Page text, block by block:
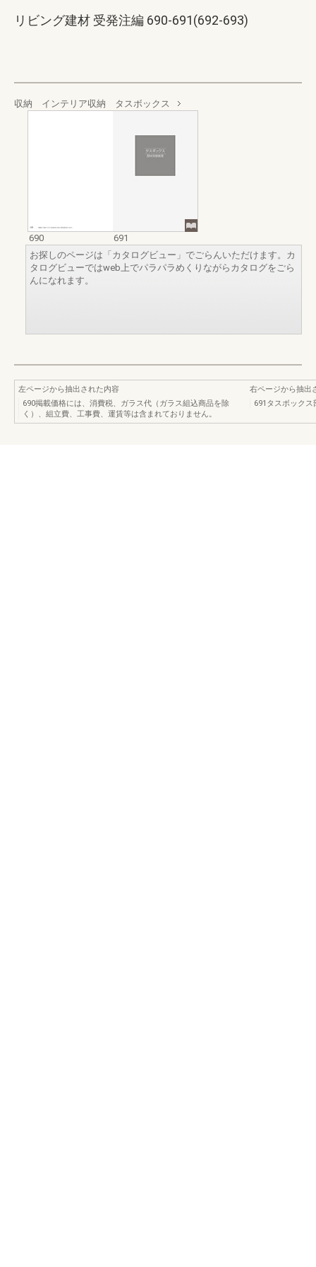
リビング建材 受発注編 690-691(692-693)
収納 インテリア収納 タスボックス
690
691
お探しのページは「カタログビュー」でごらんいただけます。カ
タログビューではweb上でパラパラめくりながらカタログをごら
んになれます。
左ページから抽出された内容
690掲載価格には、消費税、ガラス代（ガラス組込商品を除
く）、組立費、工事費、運賃等は含まれておりません。
右ページから抽出
691タスボックス